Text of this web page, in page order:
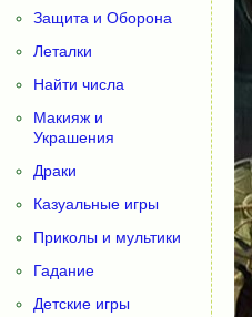
Защита и Оборона
Леталки
Найти числа
Макияж и
Украшения
Драки
Казуальные игры
Приколы и мультики
Гадание
Детские игры